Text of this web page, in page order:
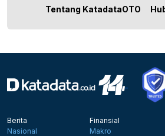
Tentang KatadataOTO
Berita
Nasional
Finansial
Makro